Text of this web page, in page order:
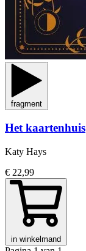
fragment
Het kaartenhuis
Katy Hays
€ 22,99
in winkelmand